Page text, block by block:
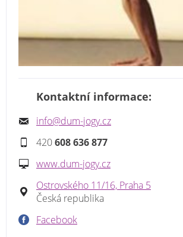
Kontaktní informace:
info@dum-jogy.cz
420608 636 877
www.dum-jogy.cz
Ostrovského 11/16, Praha 5
Česká republika
Facebook